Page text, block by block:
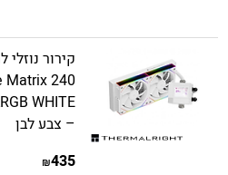
קירור
Matrix 240
– צבע לבן
435
₪